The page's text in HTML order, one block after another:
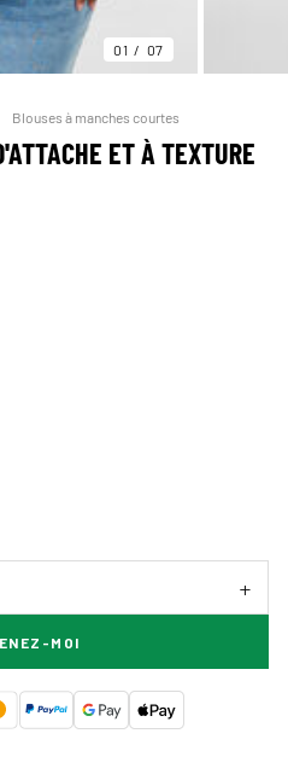
01 07
Blouses à manches courtes
ET À TEXTURE
MOI